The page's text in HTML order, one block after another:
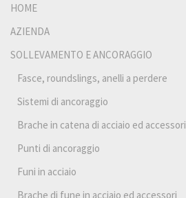
HOME
AZIENDA
SOLLEVAMENTO E ANCORAGGIO
Fasce, roundslings, anelli a perdere
Sistemi di ancoraggio
Brache in catena di acciaio ed accessori
Punti di ancoraggio
Funi in acciaio
Brache di fune in acciaio ed accessori